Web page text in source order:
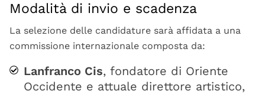
Modalità di invio e scadenza
La selezione delle candidature sarà affidata a una
commissione internazionale composta da:
Lanfranco Cis, fondatore di Oriente
Occidente e attuale direttore artistico,